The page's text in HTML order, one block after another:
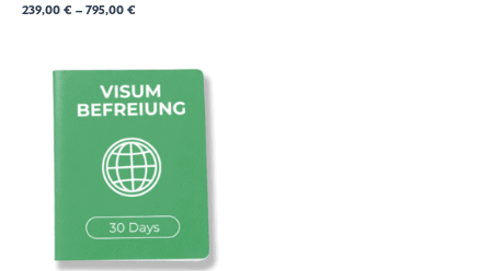
239,00€ –795,00€